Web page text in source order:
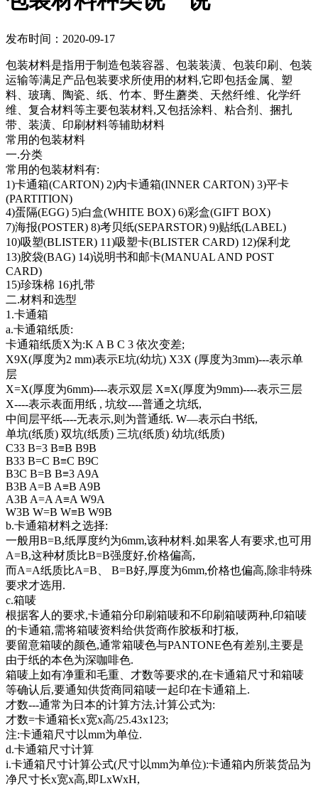
发布时间：2020-09-17
包装材料是指用于制造包装容器、包装装潢、包装印刷、包装
运输等满足产品包装要求所使用的材料,它即包括金属、塑
料、玻璃、陶瓷、纸、竹本、野生蘑类、天然纤维、化学纤
维、复合材料等主要包装材料,又包括涂料、粘合剂、捆扎
带、装潢、印刷材料等辅助材料
常用的包装材料
一.分类
常用的包装材料有:
1)卡通箱(CARTON) 2)内卡通箱(INNER CARTON) 3)平卡
(PARTITION)
4)蛋隔(EGG) 5)白盒(WHITE BOX) 6)彩盒(GIFT BOX)
7)海报(POSTER) 8)考贝纸(SEPARSTOR) 9)贴纸(LABEL)
10)吸塑(BLISTER) 11)吸塑卡(BLISTER CARD) 12)保利龙
13)胶袋(BAG) 14)说明书和邮卡(MANUAL AND POST
CARD)
15)珍珠棉 16)扎带
二.材料和选型
1.卡通箱
a.卡通箱纸质:
卡通箱纸质X为:K A B C 3 依次变差;
X9X(厚度为2 mm)表示E坑(幼坑) X3X (厚度为3mm)---表示单
层
X=X(厚度为6mm)----表示双层 X≡X(厚度为9mm)----表示三层
X----表示表面用纸 , 坑纹----普通之坑纸,
中间层平纸----无表示,则为普通纸. W—表示白书纸,
单坑(纸质) 双坑(纸质) 三坑(纸质) 幼坑(纸质)
C33 B=3 B≡B B9B
B33 B=C B≡C B9C
B3C B=B B≡3 A9A
B3B A=B A≡B A9B
A3B A=A A≡A W9A
W3B W=B W≡B W9B
b.卡通箱材料之选择:
一般用B=B,纸厚度约为6mm,该种材料.如果客人有要求,也可用
A=B,这种材质比B=B强度好,价格偏高,
而A=A纸质比A=B、 B=B好,厚度为6mm,价格也偏高,除非特殊
要求才选用.
c.箱唛
根据客人的要求,卡通箱分印刷箱唛和不印刷箱唛两种,印箱唛
的卡通箱,需将箱唛资料给供货商作胶板和打板,
要留意箱唛的颜色,通常箱唛色与PANTONE色有差别,主要是
由于纸的本色为深咖啡色.
箱唛上如有净重和毛重、才数等要求的,在卡通箱尺寸和箱唛
等确认后,要通知供货商同箱唛一起印在卡通箱上.
才数---通常为日本的计算方法,计算公式为:
才数=卡通箱长x宽x高/25.43x123;
注:卡通箱尺寸以mm为单位.
d.卡通箱尺寸计算
i.卡通箱尺寸计算公式(尺寸以mm为单位):卡通箱内所装货品为
净尺寸长x宽x高,即LxWxH,